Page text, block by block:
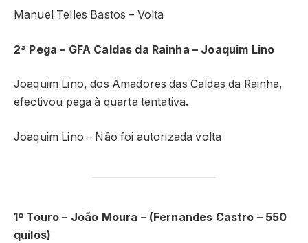
Manuel Telles Bastos – Volta
2ª Pega – GFA Caldas da Rainha – Joaquim Lino
Joaquim Lino, dos Amadores das Caldas da Rainha,
efectivou pega à quarta tentativa.
Joaquim Lino – Não foi autorizada volta
1º Touro – João Moura – (Fernandes Castro – 550
quilos)